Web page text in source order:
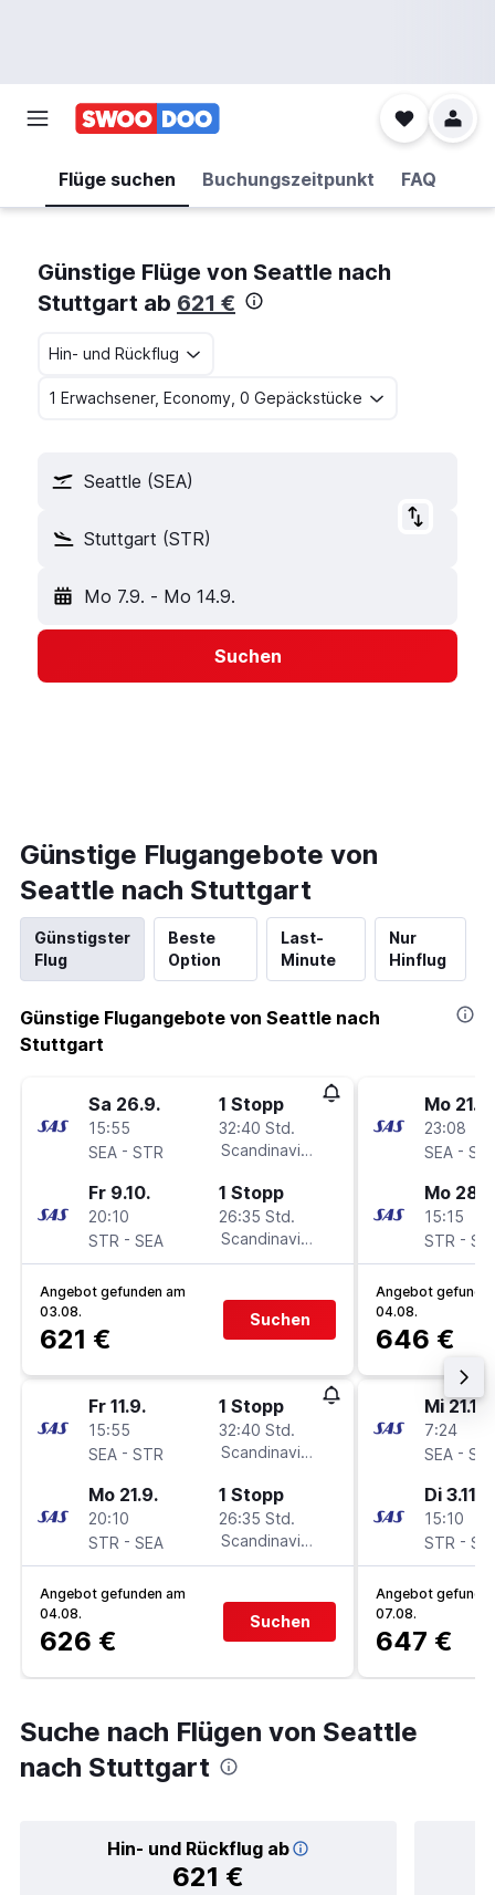
Flüge suchen Buchungszeitpunkt FAQ
Günstige Flüge von Seattle nach
Stuttgart ab 621 €
Hin- und Rückflug
1 Erwachsener, Economy, 0 Gepäckstücke
Seattle (SEA)
Stuttgart (STR)
Mo 7.9. - Mo 14.9.
Suchen
Günstige Flugangebote von
Seattle nach Stuttgart
Günstigster
Flug
Beste
Option
Last-
Minute
Nur
Hinflug
Günstige Flugangebote von Seattle nach
Stuttgart
Sa 26.9.
15:55
SEA - STR
1 Stopp
32:40 Std.
Scandinavian Airlines
Fr 9.10.
20:10
STR - SEA
1 Stopp
26:35 Std.
Scandinavian Airlines
Angebot gefunden am
03.08.
621 €
Suchen
Fr 11.9.
15:55
SEA - STR
1 Stopp
32:40 Std.
Scandinavian Airlines
Mo 21.9.
20:10
STR - SEA
1 Stopp
26:35 Std.
Scandinavian Airlines
Angebot gefunden am
04.08.
626 €
Suchen
Mo 21.9.
23:08
SEA -
Mo
15:15
STR -
Angebot
04.08.
646 €
Mi 21.10.
7:24
SEA -
Di 3.11.
15:10
STR -
Angebot
07.08.
647 €
Suche nach Flügen von Seattle
nach Stuttgart
Hin- und Rückflug ab
621 €